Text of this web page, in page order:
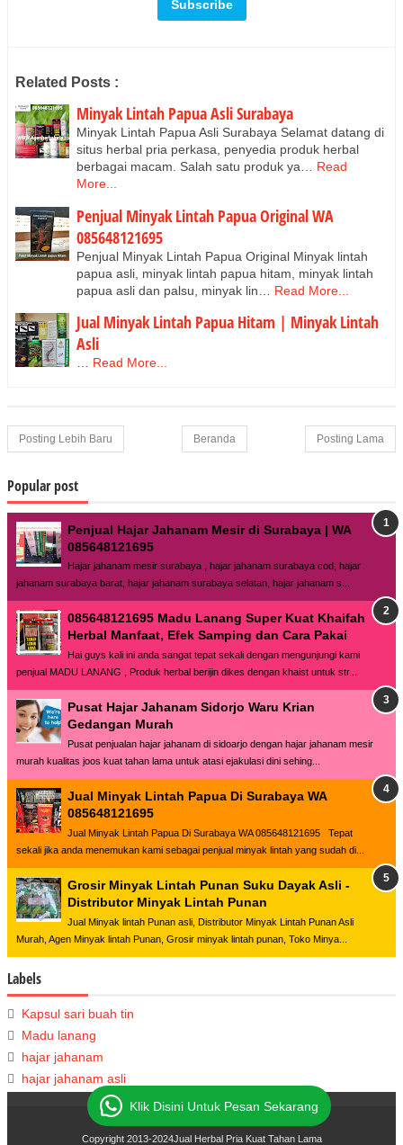
Related Posts :
Minyak Lintah Papua Asli Surabaya
Minyak Lintah Papua Asli Surabaya Selamat datang di
situs herbal pria perkasa, penyedia produk herbal
berbagai macam. Salah satu produk ya…
Read
More...
Penjual Minyak Lintah Papua Original WA
085648121695
Penjual Minyak Lintah Papua Original Minyak lintah
papua asli, minyak lintah papua hitam, minyak lintah
papua asli dan palsu, minyak lin…
Read More...
Jual Minyak Lintah Papua Hitam | Minyak Lintah
Asli
Read More...
Posting Lebih Baru Posting Lama
Beranda
Popular post
Penjual Hajar Jahanam Mesir di Surabaya | WA
085648121695
Hajar jahanam mesir surabaya , hajar jahanam surabaya cod, hajar
jahanam surabaya barat, hajar jahanam surabaya selatan, hajar jahanam s...
085648121695 Madu Lanang Super Kuat Khaifah
Herbal Manfaat, Efek Samping dan Cara Pakai
Hai guys kali ini anda sangat tepat sekali dengan mengunjungi kami
penjual MADU LANANG , Produk herbal berijin dikes dengan khaist untuk str...
Pusat Hajar Jahanam Sidorjo Waru Krian
Gedangan Murah
Pusat penjualan hajar jahanam di sidoarjo dengan hajar jahanam mesir
murah kualitas joos kuat tahan lama untuk atasi ejakulasi dini sehing...
Jual Minyak Lintah Papua Di Surabaya WA
085648121695
Jual Minyak Lintah Papua Di Surabaya WA 085648121695 Tepat
sekali jika anda menemukan kami sebagai penjual minyak lintah yang sudah di...
Grosir Minyak Lintah Punan Suku Dayak Asli -
Distributor Minyak Lintah Punan
Jual Minyak lintah Punan asli, Distributor Minyak Lintah Punan Asli
Murah, Agen Minyak lintah Punan, Grosir minyak lintah punan, Toko Minya...
Labels
Kapsul sari buah tin
Madu lanang
hajar jahanam
hajar jahanam asli
Copyright 2013-2024Jual Herbal Pria Kuat Tahan Lama
Klik Disini Untuk Pesan Sekarang